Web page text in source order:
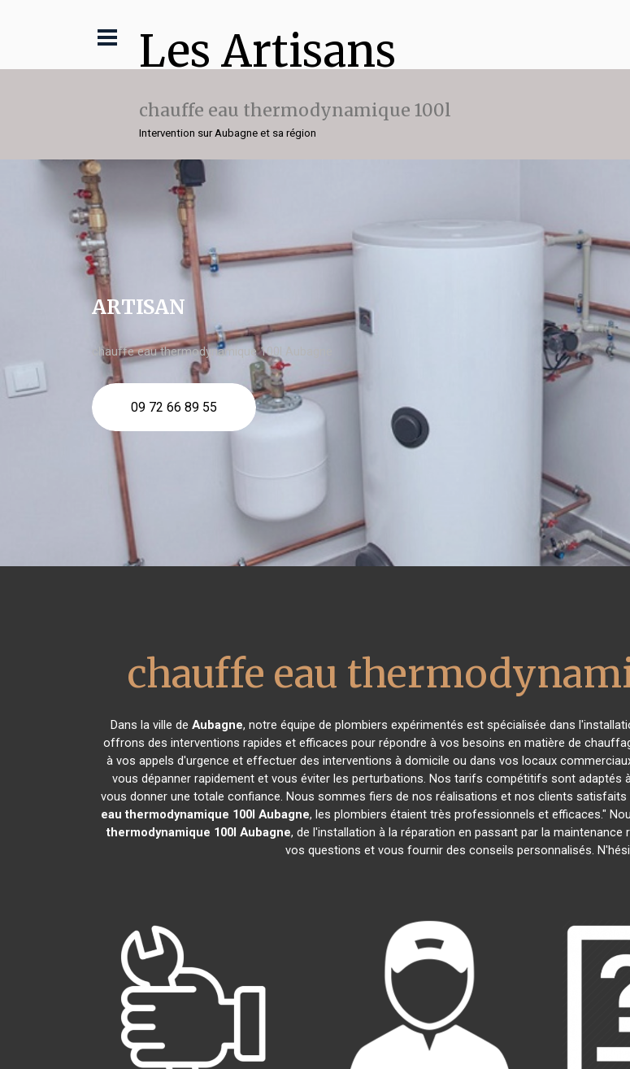
Les Artisans
chauffe eau thermodynamique 100l
Intervention sur Aubagne et sa région
ARTISAN
chauffe eau thermodynamique 100l Aubagne
09 72 66 89 55
chauffe eau
Dans la ville de Aubagne, notre équipe de plombiers expérimentés est spécialisée dans
offrons des interventions rapides et efficaces pour répondre à vos besoins en matière de
à vos appels d'urgence et effectuer des interventions à domicile ou dans vos locaux
vous dépanner rapidement et vous éviter les perturbations. Nos tarifs compétitifs sont
vous donner une totale confiance. Nous sommes fiers de nos réalisations et nos clients
eau thermodynamique 100l Aubagne, les plombiers étaient très professionnels et efficaces."
thermodynamique 100l Aubagne, de l'installation à la réparation en passant par la
vos questions et vous fournir des conseils personnalisés.